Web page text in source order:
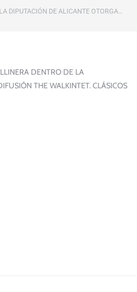
LA DIPUTACIÓN DE ALICANTE OTORGA…
DENTRO DE LA
THE WALKINTET. CLÁSICOS